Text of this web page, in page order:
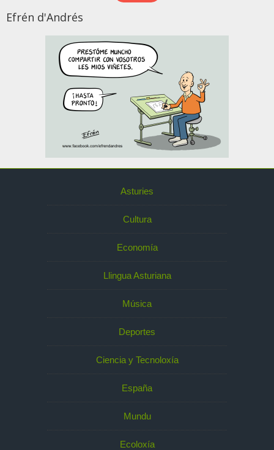
Efrén d'Andrés
Asturies
Cultura
Economía
Llingua Asturiana
Música
Deportes
Ciencia y Tecnoloxía
España
Mundu
Ecoloxía